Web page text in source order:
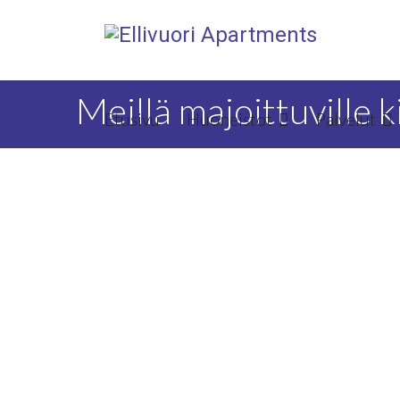
Etusivu Huoneistot Palvelut
Meillä majoittuville